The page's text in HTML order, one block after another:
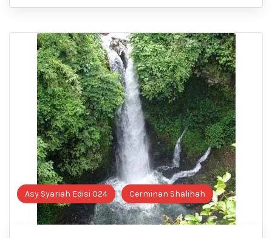
Asy Syariah Edisi 024 Cerminan Shalihah